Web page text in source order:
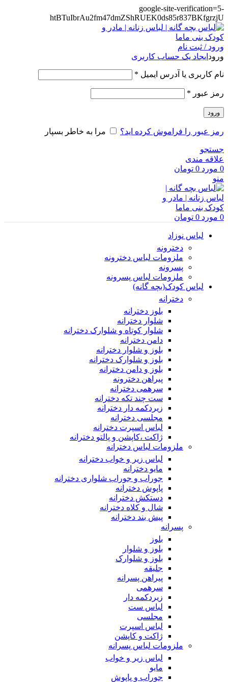
google-site-verification=5-
htBTuIbrAu2fm47dmZShRUEK0ds85r837BKfgrzjU
ورود / ثبت نام
ورود ایجاد یک حساب کاربری
نام کاربری یا آدرس ایمیل *
رمز عبور *
ورود
رمز عبور را فراموش کرده اید؟ مرا به خاطر بسپار
جستجو
علاقه مندی
0 مورد 0 تومان
منو
0 مورد 0 تومان
لباس نوزاد
دخترونه
ملزومات لباس دخترونه
پسرونه
ملزومات لباس پسرونه
لباس کودک(بچه گانه)
دخترانه
بلوز دخترانه
شلوار دخترانه
شلوار کوتاه و شلوارک دخترانه
دامن دخترانه
بلوز و شلوار دخترانه
بلوز و شلوارک دخترانه
بلوز و دامن دخترانه
پیراهن دخترونه
سرهمی دخترانه
ست چند تکه دخترانه
زیردکمه دار دخترانه
مجلسی دخترانه
لباس اسپرت دخترانه
ژاکت ،کاپشن و پالتو دخترانه
ملزومات لباس دخترانه
لباس زیر و خواب دخترانه
مایو دخترانه
جوراب و جوراب شلواری دخترانه
پاپوش دخترانه
دستکش دخترانه
شال و کلاه دخترانه
پیش بند دخترانه
پسرانه
بلوز
بلوز و شلوار
بلوز و شلوارک
جلیقه
پیراهن پسرانه
سرهمی
زیردکمه دار
لباس ست
مجلسی
لباس اسپرت
ژاکت و کاپشن
ملزومات لباس پسرانه
لباس زیر و خواب
مایو
جوراب و پاپوش